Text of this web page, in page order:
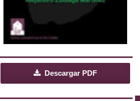
Descargar PDF